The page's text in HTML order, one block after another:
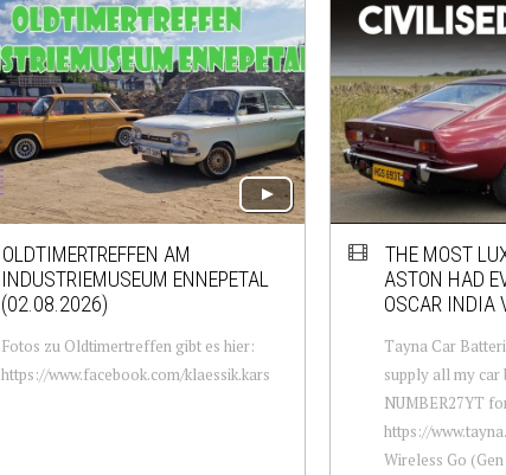
OLDTIMERTREFFEN AM
INDUSTRIEMUSEUM ENNEPETAL
(02.08.2026)
Fotos zu Oldtimertreffen gibt es hier:
https://www.facebook.com/klaessik.kars
THE MOST
ASTON HAD
OSCAR INDIA
Tayna Car
supply all my car
NUMBER27YT
https://
Wireless Go